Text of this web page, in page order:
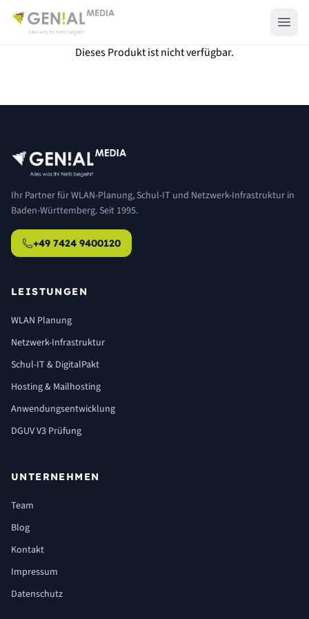
Dieses Produkt ist nicht verfügbar.
Ihr Partner für WLAN-Planung, Schul-IT und Netzwerk-Infrastruktur in
Baden-Württemberg. Seit 1995.
+49 7424 9400120
LEISTUNGEN
WLAN Planung
Netzwerk-Infrastruktur
Schul-IT & DigitalPakt
Hosting & Mailhosting
Anwendungsentwicklung
DGUV V3 Prüfung
UNTERNEHMEN
Team
Blog
Kontakt
Impressum
Datenschutz